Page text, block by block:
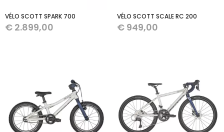
VÉLO SCOTT SPARK 700
€ 2.899,00
VÉLO SCOTT SCALE RC 200
€ 949,00